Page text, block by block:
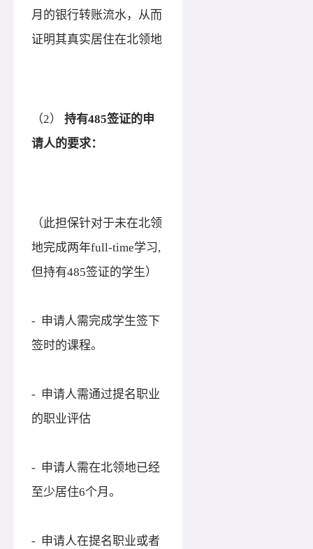
月的银行转账流水，从而
证明其真实居住在北领地
（2） 持有485签证的申
请人的要求：
（此担保针对于未在北领
地完成两年full-time学习,
但持有485签证的学生）
- 申请人需完成学生签下
签时的课程。
- 申请人需通过提名职业
的职业评估
- 申请人需在北领地已经
至少居住6个月。
- 申请人在提名职业或者